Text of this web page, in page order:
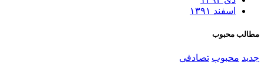
اسفند ۱۳۹۱
مطالب محبوب
جدید محبوب تصادفی